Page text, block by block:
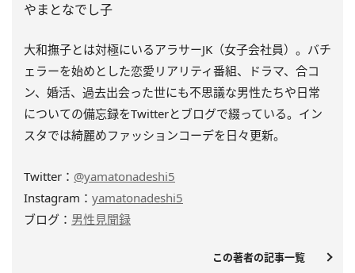
やまとなでし子
大和撫子とは対極にいるアラサーJK（女子会社員）。バチ
ェラーを始めとした恋愛リアリティ番組、ドラマ、合コ
ン、婚活、過去出会った世にも不思議な男性たちや日常
についての備忘録をTwitterとブログで綴っている。イン
スタでは綺麗めファッションコーデを日々更新。
Twitter： @yamatonadeshi5
Instagram： yamatonadeshi5
ブログ： 男性見聞録
この著者の記事一覧